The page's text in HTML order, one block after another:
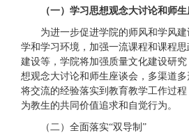
（一）学习思想观念大讨论和师
为进一步促进学院的师风和学风
学和学习环境，加强一流课程和课程
建设等，学院将加强质量文化建设研
想观念大讨论和师生座谈会，多渠道
将交流的经验落实到教育教学工作过
为教生的共同价值追求和自觉行为。
（二）全面落实“双导制”